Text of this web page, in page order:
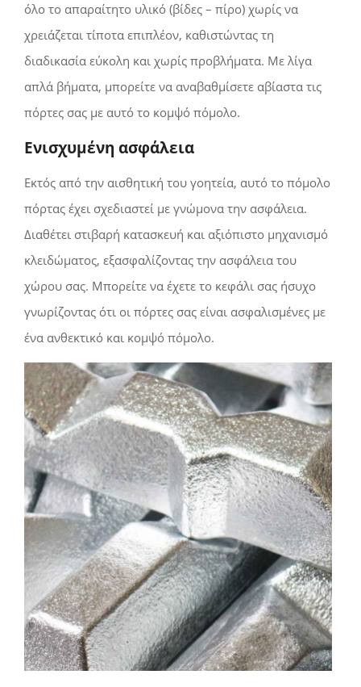
όλο το απαραίτητο υλικό (βίδες – πίρο) χωρίς να
χρειάζεται τίποτα επιπλέον, καθιστώντας τη
διαδικασία εύκολη και χωρίς προβλήματα. Με λίγα
απλά βήματα, μπορείτε να αναβαθμίσετε αβίαστα τις
πόρτες σας με αυτό το κομψό πόμολο.
Ενισχυμένη ασφάλεια
Εκτός από την αισθητική του γοητεία, αυτό το πόμολο
πόρτας έχει σχεδιαστεί με γνώμονα την ασφάλεια.
Διαθέτει στιβαρή κατασκευή και αξιόπιστο μηχανισμό
κλειδώματος, εξασφαλίζοντας την ασφάλεια του
χώρου σας. Μπορείτε να έχετε το κεφάλι σας ήσυχο
γνωρίζοντας ότι οι πόρτες σας είναι ασφαλισμένες με
ένα ανθεκτικό και κομψό πόμολο.